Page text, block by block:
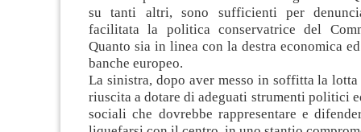
su tanti altri, sono sufficienti per
facilitata la politica conservatrice del
Quanto sia in linea con la destra economica
banche europeo.
La sinistra, dopo aver messo in soffitta la lotta
riuscita a dotare di adeguati strumenti politici
sociali che dovrebbe rappresentare e